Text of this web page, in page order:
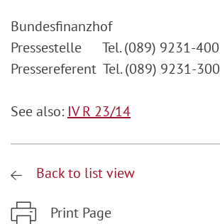
Bundesfinanzhof
Pressestelle Tel. (089) 9231-400
Pressereferent Tel. (089) 9231-300
See also: IV R 23/14
Back to list view
Print Page